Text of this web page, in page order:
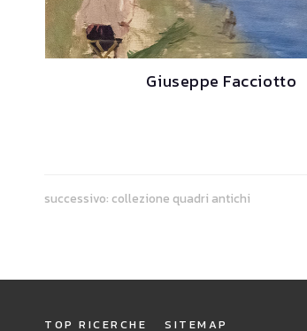
Giuseppe Facciotto
successivo: collezione quadri antichi
TOP RICERCHE SITEMAP